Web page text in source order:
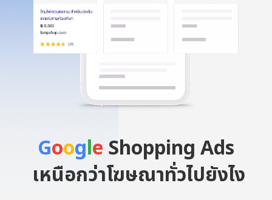
Google Shopping Ads
เหนือกว่าโฆษณาทั่วไปยังไง